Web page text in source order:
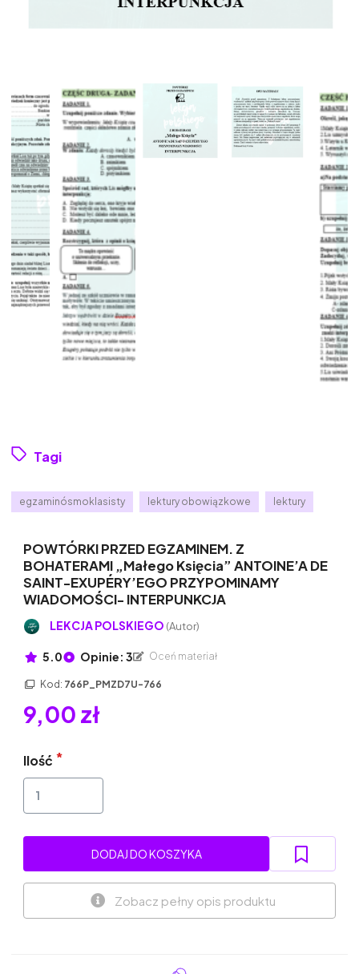
Tagi
egzaminósmoklasisty lektury obowiązkowe lektury
POWTÓRKI PRZED EGZAMINEM. Z
BOHATERAMI „Małego Księcia” ANTOINE’A DE
SAINT-EXUPÉRY’EGO PRZYPOMINAMY
WIADOMOŚCI- INTERPUNKCJA
LEKCJA POLSKIEGO (Autor)
5.0 Opinie: 3 Oceń materiał
Kod: 766P_PMZD7U-766
9,00 zł
Ilość
DODAJ DO KOSZYKA
Zobacz pełny opis produktu